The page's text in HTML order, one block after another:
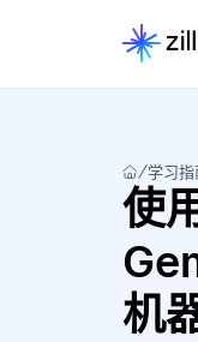
学习指
使
机